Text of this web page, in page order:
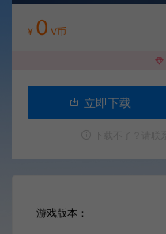
¥ 0 V币
立即下载
游戏版本：